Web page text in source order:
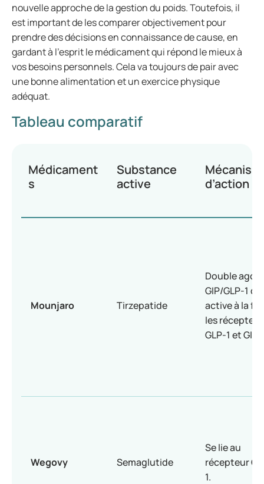
nouvelle approche de la gestion du poids. Toutefois, il
est important de les comparer objectivement pour
prendre des décisions en connaissance de cause, en
gardant à l’esprit le médicament qui répond le mieux à
vos besoins personnels. Cela va toujours de pair avec
une bonne alimentation et un exercice physique
adéquat.
Tableau comparatif
Médicament
s
Substance
active
d’action
Mounjaro Tirzepatide
Double
GIP/GLP-1 qui
active à la
les
GLP-1 et GIP.
Wegovy Semaglutide
Se lie au
récepteur
1.